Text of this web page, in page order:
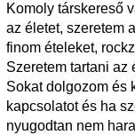
Komoly társkereső
az életet, szeretem
finom ételeket,
Szeretem tartani az
Sokat dolgozom és
kapcsolatot és ha
nyugodtan nem